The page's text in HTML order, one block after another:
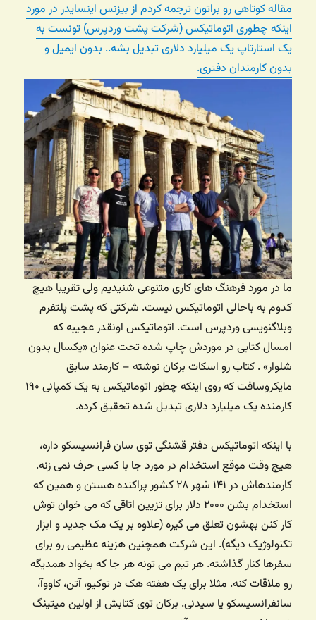
مقاله کوتاهی رو براتون ترجمه کردم از بیزنس اینسایدر در مورد
اینکه چطوری اتوماتیکس (شرکت پشت وردپرس) تونست به
یک استارتاپ یک میلیارد دلاری تبدیل بشه.. بدون ایمیل و
بدون کارمندان دفتری.
ما در مورد فرهنگ های کاری متنوعی شنیدیم ولی تقریبا هیچ
کدوم به باحالی اتوماتیکس نیست. شرکتی که پشت پلتفرم
وبلاگنویسی وردپرس است. اتوماتیکس اونقدر عجیبه که
امسال کتابی در موردش چاپ شده تحت عنوان «یکسال بدون
شلوار» . کتاب رو اسکات برکان نوشته – کارمند سابق
مایکروسافت که روی اینکه چطور اتوماتیکس به یک کمپانی ۱۹۰
کارمنده یک میلیارد دلاری تبدیل شده تحقیق کرده.
با اینکه اتوماتیکس دفتر قشنگی توی سان فرانسیسکو داره،
هیچ وقت موقع استخدام در مورد جا با کسی حرف نمی زنه.
کارمندهاش در ۱۴۱ شهر ۲۸ کشور پراکنده هستن و همین که
استخدام بشن ۲۰۰۰ دلار برای تزیین اتاقی که می خوان توش
کار کنن بهشون تعلق می گیره (علاوه بر یک مک جدید و ابزار
تکنولوژیک دیگه). این شرکت همچنین هزینه عظیمی رو برای
سفرها کنار گذاشته. هر تیم می تونه هر جا که بخواد همدیگه
رو ملاقات کنه. مثلا برای یک هفته هک در توکیو، آتن، کاووآ،
سانفرانسیسکو یا سیدنی. برکان توی کتابش از اولین میتینگ